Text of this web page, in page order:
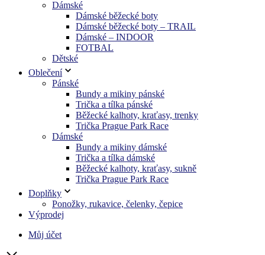
Dámské
Dámské běžecké boty
Dámské běžecké boty – TRAIL
Dámské – INDOOR
FOTBAL
Dětské
Oblečení
Pánské
Bundy a mikiny pánské
Trička a tílka pánské
Běžecké kalhoty, kraťasy, trenky
Trička Prague Park Race
Dámské
Bundy a mikiny dámské
Trička a tílka dámské
Běžecké kalhoty, kraťasy, sukně
Trička Prague Park Race
Doplňky
Ponožky, rukavice, čelenky, čepice
Výprodej
Můj účet